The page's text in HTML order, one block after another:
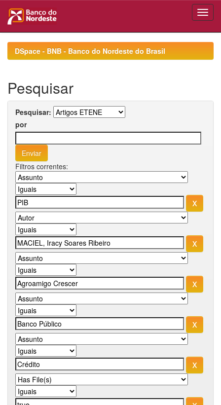
navigationDSpace - BNB - Banco do Nordeste do Brasil
Pesquisar
Pesquisar:
por
Filtros correntes: